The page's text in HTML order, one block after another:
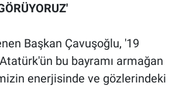
Başkan Çavuşoğlu, '19
bu bayramı armağan
enerjisinde ve gözlerindeki